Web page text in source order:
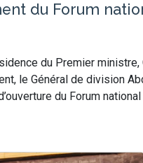
du Forum
du Premier ministre,
le Général de division
du Forum